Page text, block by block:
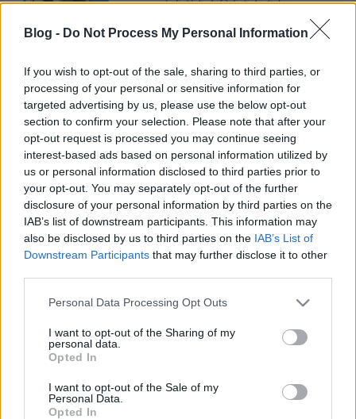
Blog - Do Not Process My Personal Information
If you wish to opt-out of the sale, sharing to third parties, or
processing of your personal or sensitive information for
targeted advertising by us, please use the below opt-out
section to confirm your selection. Please note that after your
opt-out request is processed you may continue seeing
interest-based ads based on personal information utilized by
us or personal information disclosed to third parties prior to
your opt-out. You may separately opt-out of the further
disclosure of your personal information by third parties on the
IAB’s list of downstream participants. This information may
also be disclosed by us to third parties on the IAB’s List of
Downstream Participants that may further disclose it to other
Please note that this website/app uses one or more Google
not limited to your visit or usage behaviour. You may click to
grant or deny consent to Google and its third-party tags to
use your data for below specified purposes in below Google
consent section.
Personal Data Processing Opt Outs
I want to opt-out of the Sharing of my
personal data.
Opted In
I want to opt-out of the Sale of my
Personal Data.
Opted In
Új nemzetközi világrend(etlenség) –
Magyarország lehetőségei
MKT admin•2025. szeptember 05.
Új nemzetközi világrend(etlenség) – Magyarország
lehetőségei Szekcióelnök: Galambos
Tamás társalapító, Cognitudo.ai, a GTTSZ főtitkár-
helyettese, az MKT Nemzetközi Gazdaság
Szakosztályának elnöke Bevezető előadás:Sass
Magdolna igazgató, HUN-REN KRTK Világgazdasági